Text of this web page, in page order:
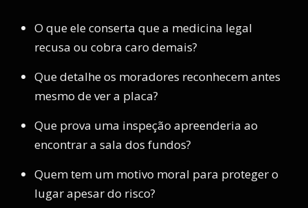
O que ele conserta que a medicina legal
recusa ou cobra caro demais?
Que detalhe os moradores reconhecem antes
mesmo de ver a placa?
Que prova uma inspeção apreenderia ao
encontrar a sala dos fundos?
Quem tem um motivo moral para proteger o
lugar apesar do risco?